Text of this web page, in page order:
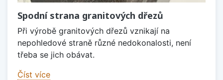
Spodní strana granitových dřezů
Při výrobě granitových dřezů vznikají na
nepohledové straně různé nedokonalosti, není
třeba se jich obávat.
Číst více